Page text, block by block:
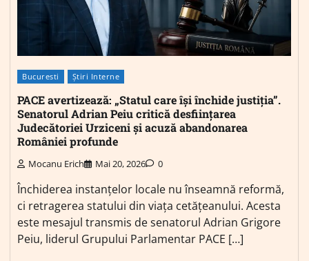
Bucuresti Știri Interne
PACE avertizează: „Statul care își închide justiția”.
Senatorul Adrian Peiu critică desființarea
Judecătoriei Urziceni și acuză abandonarea
României profunde
Mocanu Erich Mai 20, 2026 0
Închiderea instanțelor locale nu înseamnă reformă,
ci retragerea statului din viața cetățeanului. Acesta
este mesajul transmis de senatorul Adrian Grigore
Peiu, liderul Grupului Parlamentar PACE […]